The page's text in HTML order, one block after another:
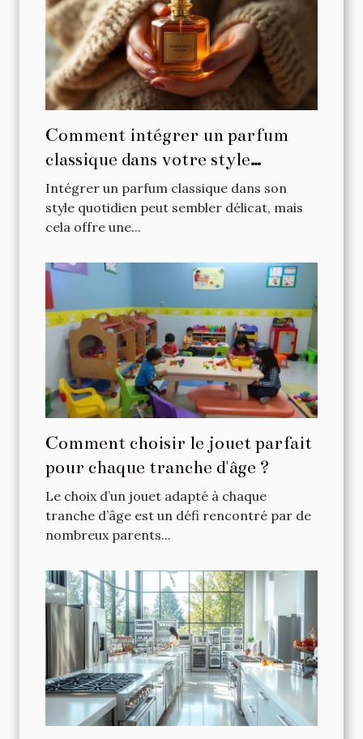
Comment intégrer un parfum
classique dans votre style
quotidien ?
Intégrer un parfum classique dans son
style quotidien peut sembler délicat, mais
cela offre une...
Comment choisir le jouet parfait
pour chaque tranche d'âge ?
Le choix d’un jouet adapté à chaque
tranche d’âge est un défi rencontré par de
nombreux parents...